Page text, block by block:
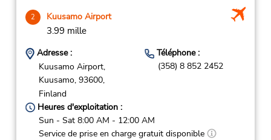
2 Kuusamo Airport
3.99 mille
Adresse :
Kuusamo Airport,
Kuusamo, 93600,
Finland
Téléphone :
(358) 8 852 2452
Heures d'exploitation :
Sun - Sat 8:00 AM - 12:00 AM
Service de prise en charge gratuit disponible